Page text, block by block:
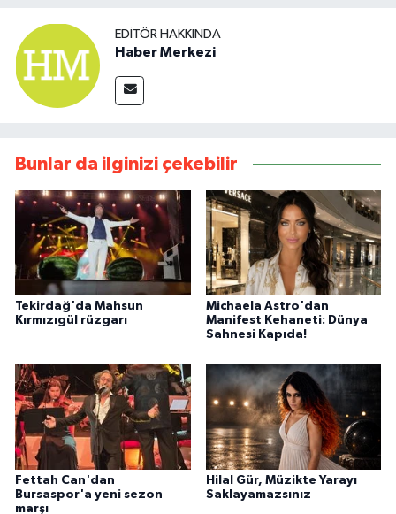
EDITÖR HAKKINDA
Haber Merkezi
Bunlar da ilginizi çekebilir
Tekirdağ'da Mahsun
Kırmızıgül rüzgarı
Michaela Astro'dan
Manifest Kehaneti: Dünya
Sahnesi Kapıda!
Fettah Can'dan
Bursaspor'a yeni sezon
marşı
Hilal Gür, Müzikte Yarayı
Saklayamazsınız